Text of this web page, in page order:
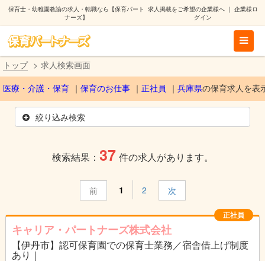
保育士・幼稚園教諭の求人・転職なら【保育パート
ナーズ】
求人掲載をご希望の企業様へ｜ 企業様ロ
グイン
トップ 求人検索画面
医療・介護・保育 保育のお仕事 正社員 兵庫県の保育求人を表
絞り込み検索
検索結果： 37 件の求人があります。
前 1 2 次
正社員
キャリア・パートナーズ株式会社
【伊丹市】認可保育園での保育士業務／宿舎借上げ制度
あり｜